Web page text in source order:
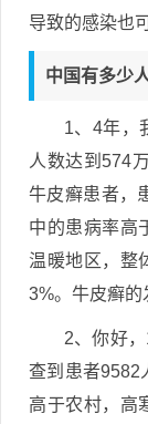
导致的感染也
中国有多少
1、4年，
人数达到574
牛皮癣患者，
中的患病率高
温暖地区，整
3%。牛皮癣的
2、你好
查到患者
高于农村，高